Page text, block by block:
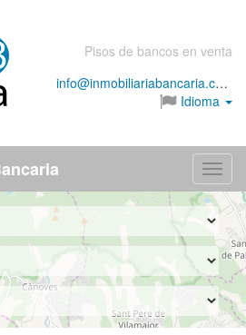
Pisos de bancos en venta
info@inmobiliariabancaria.com
Idioma
Menú